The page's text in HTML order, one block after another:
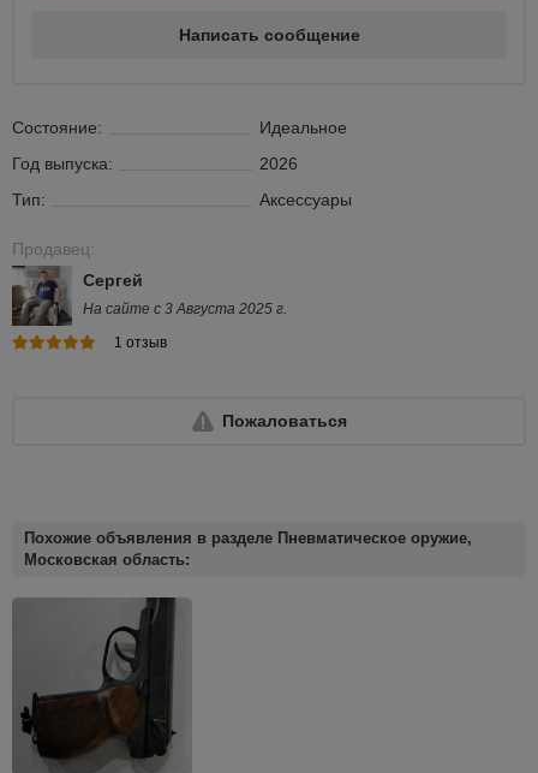
Написать сообщение
Состояние:
Идеальное
Год выпуска:
2026
Тип:
Аксессуары
Продавец:
Сергей
На сайте с 3 Августа 2025 г.
1 отзыв
Пожаловаться
Похожие объявления в разделе Пневматическое оружие,
Московская область: